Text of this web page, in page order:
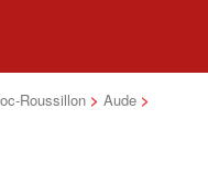
Roussillon > Aude >